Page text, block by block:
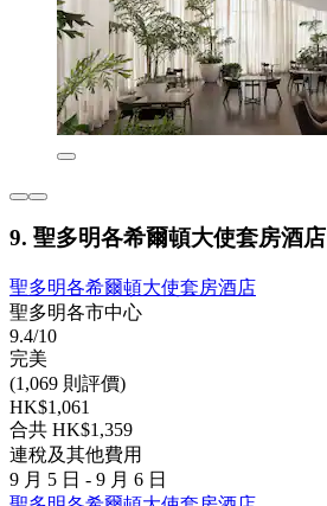
9. 聖多明各希爾頓大使套房酒店
聖多明各希爾頓大使套房酒店
聖多明各市中心
9.4/10
完美
(1,069 則評價)
HK$1,061
合共 HK$1,359
連稅及其他費用
9 月 5 日 - 9 月 6 日